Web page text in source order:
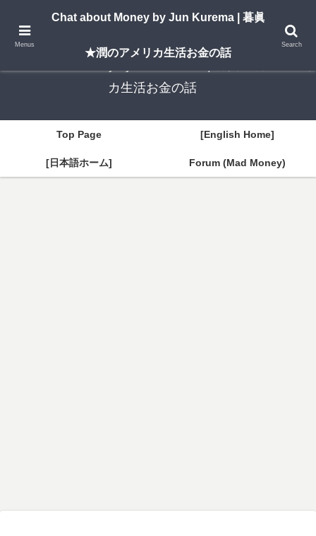
A New York–based blog by Jun Kurema sharing insights on U.S. life, investing,
and travel — in both English and Japanese.
カ生活お金の話
Top Page [English Home]
[日本語ホーム] Forum (Mad Money)
Menus
Chat about Money by Jun Kurema | 暮眞
★潤のアメリカ生活お金の話
Search